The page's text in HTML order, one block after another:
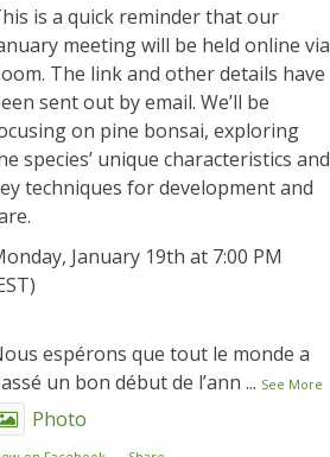
is a quick reminder that our
meeting will be held online via
The link and other details have
sent out by email. We’ll be
on pine bonsai, exploring
species’ unique characteristics and
techniques for development and
January 19th at 7:00 PM
espérons que tout le monde a
un bon début de l’ann ... See More
Photo